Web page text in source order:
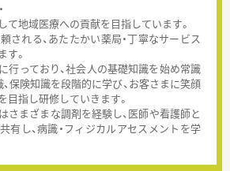
地域医療への貢献を目指しています。
される、あたたかい薬局・丁寧なサービス
す。
っており、社会人の基礎知識を始め常識
保険知識を段階的に学び、お客さまに笑顔
目指し研修していきます。
まざまな調剤を経験し、医師や看護師と
有し、病識・フィジカルアセスメントを学